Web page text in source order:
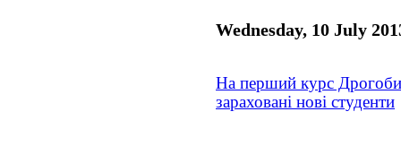
Wednesday, 10 July
На перший курс
зараховані нові студенти